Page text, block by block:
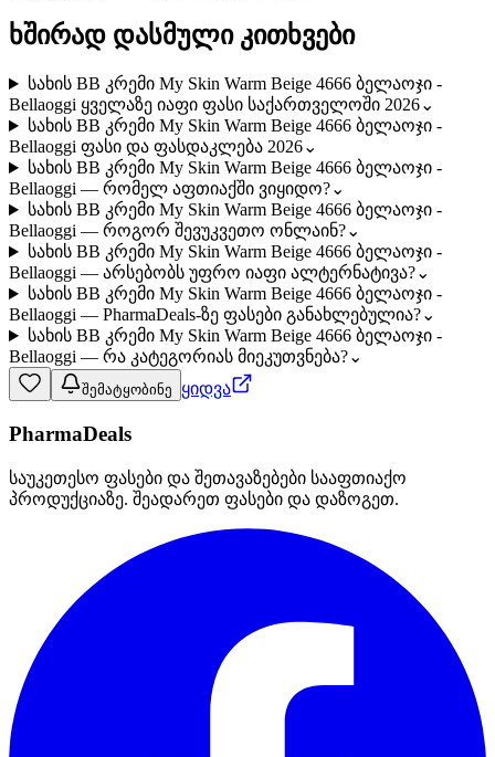
ხშირად დასმული კითხვები
სახის BB კრემი My Skin Warm Beige 4666 ბელაოჯი -
Bellaoggi ყველაზე იაფი ფასი საქართველოში 2026⌄
სახის BB კრემი My Skin Warm Beige 4666 ბელაოჯი -
Bellaoggi ფასი და ფასდაკლება 2026⌄
სახის BB კრემი My Skin Warm Beige 4666 ბელაოჯი -
Bellaoggi — რომელ აფთიაქში ვიყიდო?⌄
სახის BB კრემი My Skin Warm Beige 4666 ბელაოჯი -
Bellaoggi — როგორ შევუკვეთო ონლაინ?⌄
სახის BB კრემი My Skin Warm Beige 4666 ბელაოჯი -
Bellaoggi — არსებობს უფრო იაფი ალტერნატივა?⌄
სახის BB კრემი My Skin Warm Beige 4666 ბელაოჯი -
Bellaoggi — PharmaDeals-ზე ფასები განახლებულია?⌄
სახის BB კრემი My Skin Warm Beige 4666 ბელაოჯი -
Bellaoggi — რა კატეგორიას მიეკუთვნება?⌄
შემატყობინე ყიდვა
PharmaDeals
საუკეთესო ფასები და შეთავაზებები სააფთიაქო
პროდუქციაზე. შეადარეთ ფასები და დაზოგეთ.